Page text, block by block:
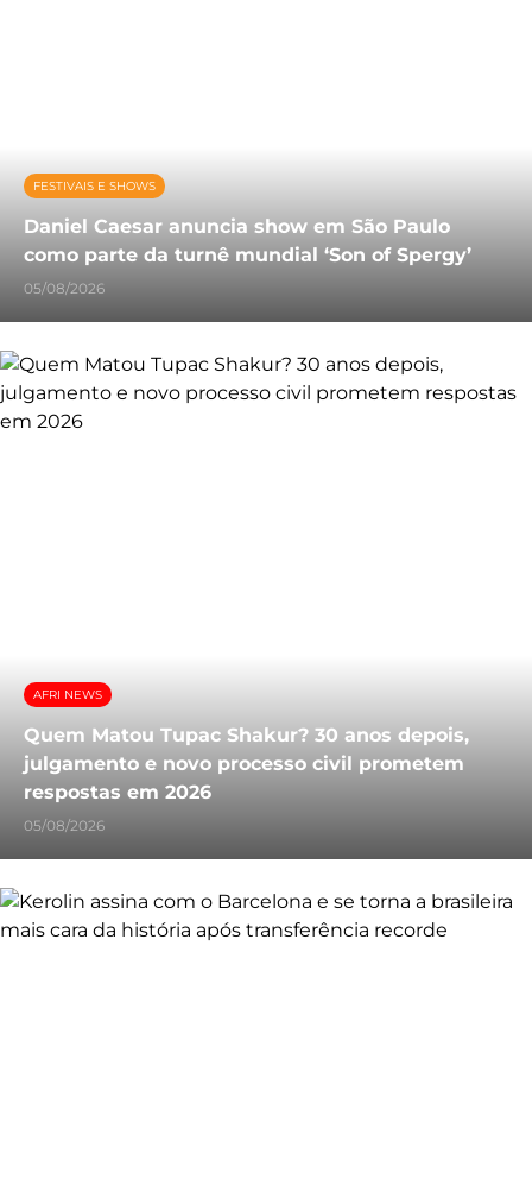
FESTIVAIS E SHOWS
Daniel Caesar anuncia show em São Paulo
como parte da turnê mundial ‘Son of Spergy’
05/08/2026
AFRI NEWS
Quem Matou Tupac Shakur? 30 anos depois,
julgamento e novo processo civil prometem
respostas em 2026
05/08/2026